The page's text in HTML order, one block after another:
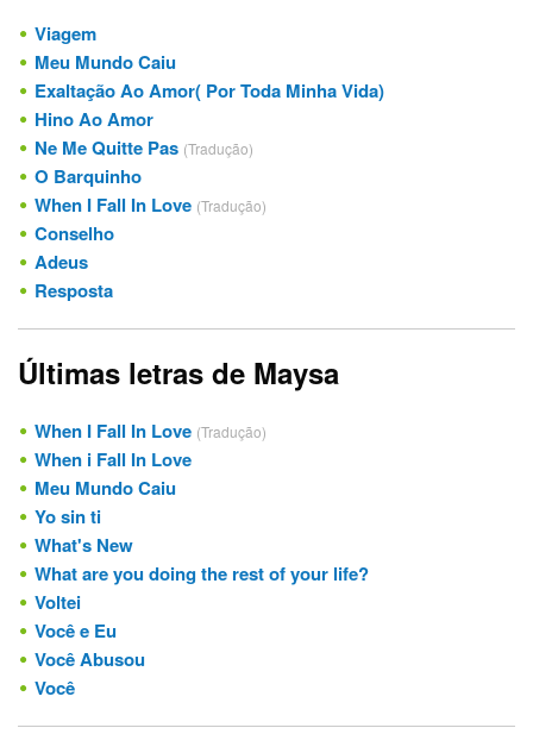
Viagem
Meu Mundo Caiu
Exaltação Ao Amor( Por Toda Minha Vida)
Hino Ao Amor
Ne Me Quitte Pas (Tradução)
O Barquinho
When I Fall In Love (Tradução)
Conselho
Adeus
Resposta
Últimas letras de Maysa
When I Fall In Love (Tradução)
When i Fall In Love
Meu Mundo Caiu
Yo sin ti
What's New
What are you doing the rest of your life?
Voltei
Você e Eu
Você Abusou
Você